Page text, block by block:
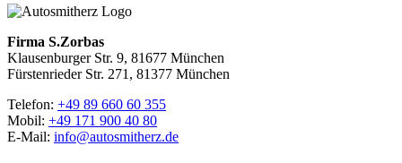
Firma S.Zorbas
Klausenburger Str. 9, 81677 München
Fürstenrieder Str. 271, 81377 München
Telefon: +49 89 660 60 355
Mobil: +49 171 900 40 80
E-Mail: info@autosmitherz.de